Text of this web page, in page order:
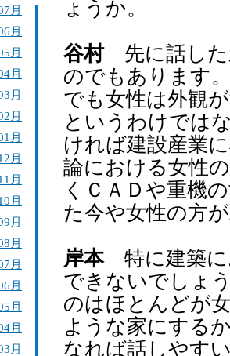
月
月
月
月
月
月
月
月
月
月
月
月
月
月
月
月
月
ょうか。
谷村先に話した
のでもあります
でも女性は外観
というわけでは
ければ建設産業
論における女性
くＣＡＤや重機
た今や女性の方
岸本特に建築に
できないでしょ
のはほとんどが
ような家にする
なれば話しやす